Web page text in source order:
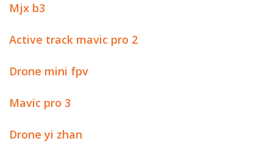
Mjx b3
Active track mavic pro 2
Drone mini fpv
Mavic pro 3
Drone yi zhan